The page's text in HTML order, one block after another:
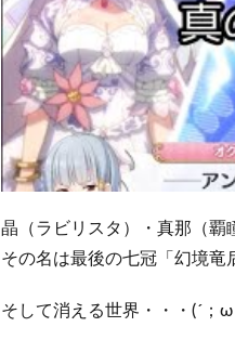
晶（ラビリスタ）・真那（覇
その名は最後の七冠「幻境竜
そして消える世界・・・(´；